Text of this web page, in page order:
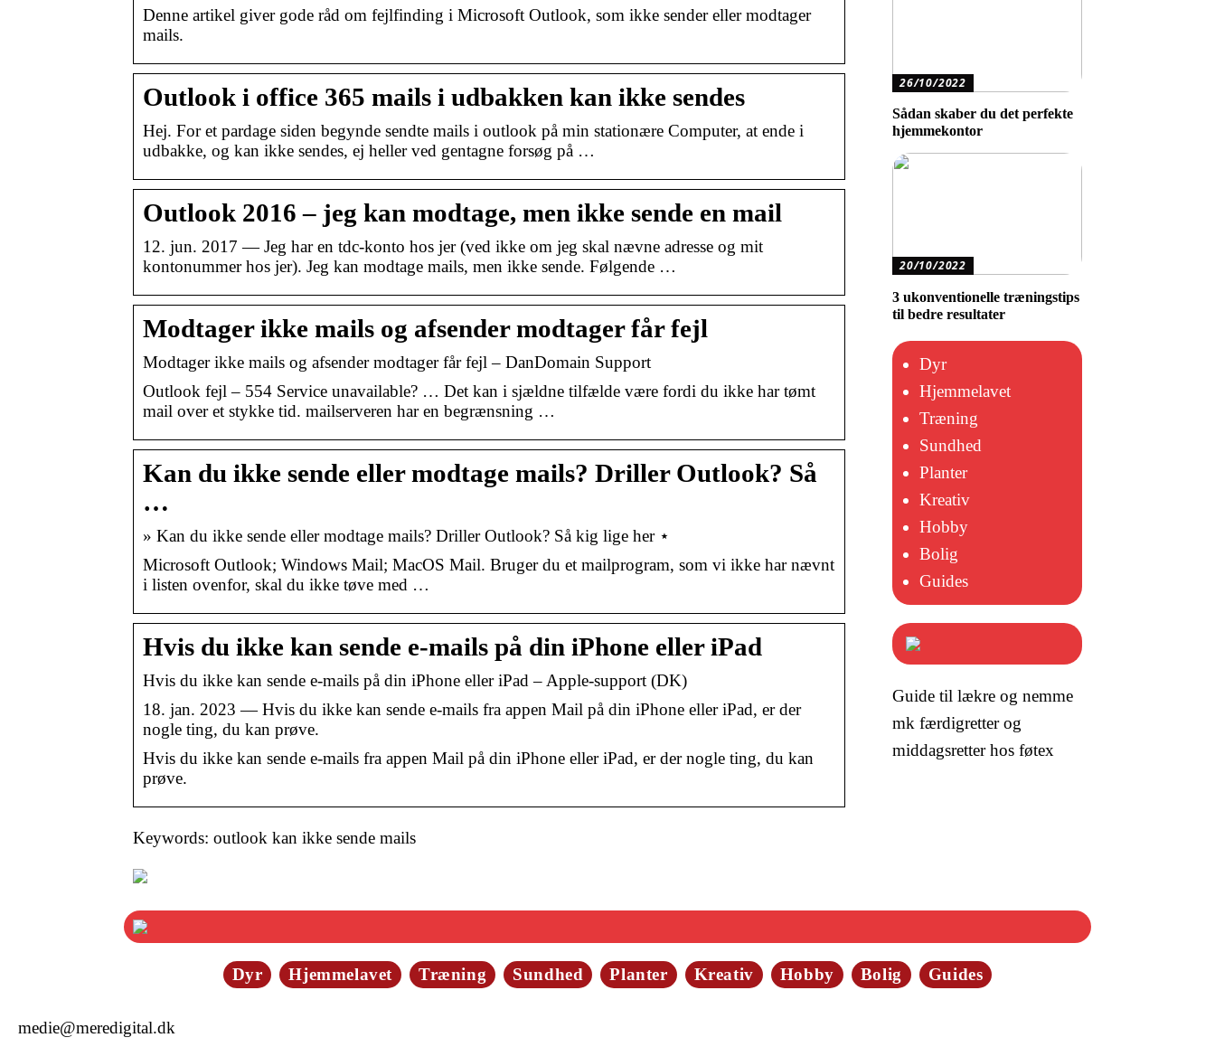
Denne artikel giver gode råd om fejlfinding i Microsoft Outlook, som ikke sender eller modtager
mails.
Outlook i office 365 mails i udbakken kan ikke sendes
Hej. For et pardage siden begynde sendte mails i outlook på min stationære Computer, at ende i
udbakke, og kan ikke sendes, ej heller ved gentagne forsøg på …
Outlook 2016 – jeg kan modtage, men ikke sende en mail
12. jun. 2017 — Jeg har en tdc-konto hos jer (ved ikke om jeg skal nævne adresse og mit
kontonummer hos jer). Jeg kan modtage mails, men ikke sende. Følgende …
Modtager ikke mails og afsender modtager får fejl
Modtager ikke mails og afsender modtager får fejl – DanDomain Support
Outlook fejl – 554 Service unavailable? … Det kan i sjældne tilfælde være fordi du ikke har tømt
mail over et stykke tid. mailserveren har en begrænsning …
Kan du ikke sende eller modtage mails? Driller Outlook? Så
…
» Kan du ikke sende eller modtage mails? Driller Outlook? Så kig lige her ⋆
Microsoft Outlook; Windows Mail; MacOS Mail. Bruger du et mailprogram, som vi ikke har nævnt
i listen ovenfor, skal du ikke tøve med …
Hvis du ikke kan sende e-mails på din iPhone eller iPad
Hvis du ikke kan sende e-mails på din iPhone eller iPad – Apple-support (DK)
18. jan. 2023 — Hvis du ikke kan sende e-mails fra appen Mail på din iPhone eller iPad, er der
nogle ting, du kan prøve.
Hvis du ikke kan sende e-mails fra appen Mail på din iPhone eller iPad, er der nogle ting, du kan
prøve.
Keywords: outlook kan ikke sende mails
26/10/2022
Sådan skaber du det perfekte
hjemmekontor
20/10/2022
3 ukonventionelle træningstips
til bedre resultater
Dyr
Hjemmelavet
Træning
Sundhed
Planter
Kreativ
Hobby
Bolig
Guides
Guide til lækre og nemme
mk færdigretter og
middagsretter hos føtex
Dyr Hjemmelavet Træning Sundhed Planter Kreativ Hobby Bolig Guides
medie@meredigital.dk